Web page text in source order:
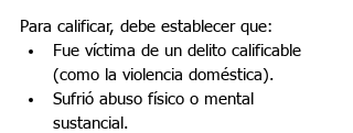
Para calificar, debe establecer que:
Fue víctima de un delito calificable
(como la violencia doméstica).
Sufrió abuso físico o mental
sustancial.